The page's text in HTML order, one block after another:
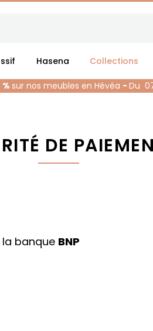
Hasena Collections
sur nos meubles en Hévéa - Du
DE
la banque BNP